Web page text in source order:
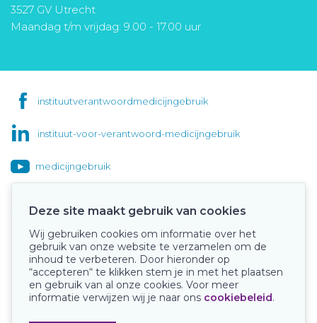
3527 GV Utrecht
Maandag t/m vrijdag: 9.00 - 17.00 uur
instituutverantwoordmedicijngebruik
instituut-voor-verantwoord-medicijngebruik
medicijngebruik
Onze keurmerken
Deze site maakt gebruik van cookies
Wij gebruiken cookies om informatie over het
gebruik van onze website te verzamelen om de
inhoud te verbeteren. Door hieronder op
“accepteren“ te klikken stem je in met het plaatsen
en gebruik van al onze cookies. Voor meer
informatie verwijzen wij je naar ons cookiebeleid.